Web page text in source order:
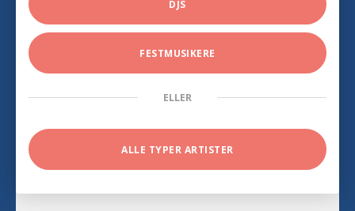
DJS
FESTMUSIKERE
ELLER
ALLE TYPER ARTISTER